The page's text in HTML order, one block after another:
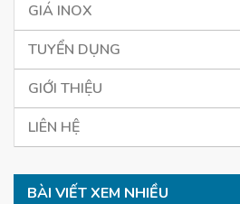
GIÁ INOX
TUYỂN DỤNG
GIỚI THIỆU
LIÊN HỆ
BÀI VIẾT XEM NHIỀU